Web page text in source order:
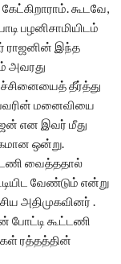
கூடவே,
பழனிசாமியிடம்
ராஜனின் இந்த
அவரது
தீர்த்து
மனைவியை
என இவர் மீது
ஒன்று.
வைத்ததால்
வேண்டும் என்று
அதிமுகவினர் .
போட்டி கூட்டணி
ரத்தத்தின்